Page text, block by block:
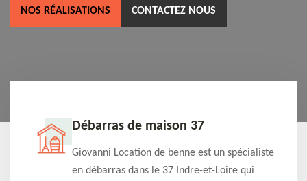
NOS RÉALISATIONS CONTACTEZ NOUS
Débarras de maison 37
Giovanni Location de benne est un spécialiste
en débarras dans le 37 Indre-et-Loire qui